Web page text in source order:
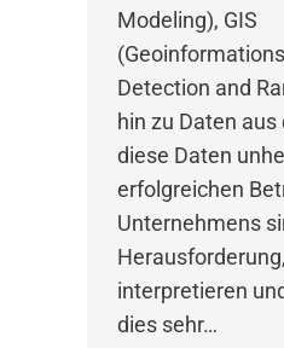
Modeling), GIS
Detection and
hin zu Daten aus
diese Daten
erfolgreichen
Unternehmens
interpretieren
dies sehr…